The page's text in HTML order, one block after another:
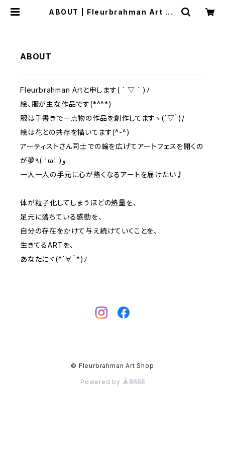
ABOUT | Fleurbrahman Art Sh
ABOUT
Fleurbrahman Artと申します( ´ ▽ ` )ﾉ
絵、服が主な作品です(*^^*)
服は手書きで一点物の作品を創作してますヽ(´▽｀)/
絵は花との共存を描いてます(^-^)
アーティストさん同士での輪を広げてアートフェスを開くの
が夢٩( 'ω' )و
一人一人の手元に心が熱くなるアートを届けたい♪
体が粒子化してしまうほどの熱量を、
足元に落ちている感動を、
自分の存在をかけて与え続けていくことを、
生きてるARTを、
あなたにヾ(*´∀｀*)ﾉ
© Fleurbrahman Art Shop
Powered by